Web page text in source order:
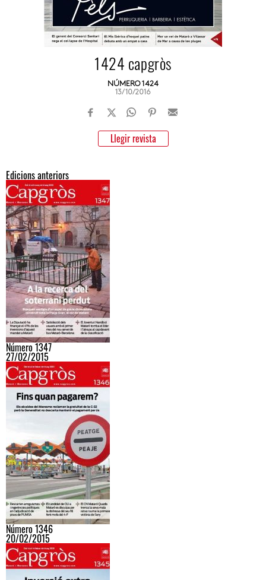
1424 capgròs
NÚMERO 1424
13/10/2016
Llegir revista
Edicions anteriors
Número 1347
27/02/2015
Número 1346
20/02/2015